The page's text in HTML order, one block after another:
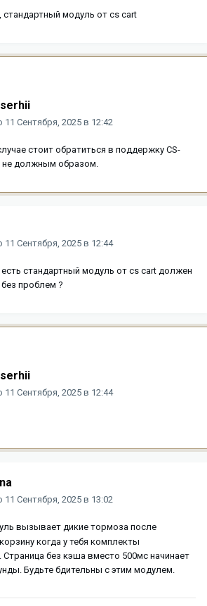
стандартный модуль от cs cart
11 Сентября, 2025 в 12:42
стоит обратиться в поддержку CS-
не должным образом.
11 Сентября, 2025 в 12:44
стандартный модуль от cs cart должен
проблем ?
11 Сентября, 2025 в 12:44
11 Сентября, 2025 в 13:02
вызывает дикие тормоза после
когда у тебя комплекты
без кэша вместо 500мс начинает
Будьте бдительны с этим модулем.